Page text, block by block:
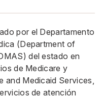
por el Departamento
(Department of
del estado en
de Medicare y
and Medicaid Services,
de atención